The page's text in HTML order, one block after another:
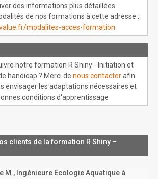
des informations plus détaillées
de nos formations à cette adresse :
modalites-acces-formation
notre formation R Shiny - Initiation et
handicap ? Merci de nous contacterafin
envisager les adaptations nécessaires et
conditions d'apprentissage
clients de la formation R Shiny –
M., Ingénieure Ecologie Aquatique à